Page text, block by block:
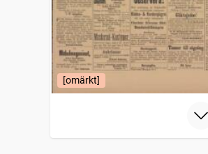
[omärkt]